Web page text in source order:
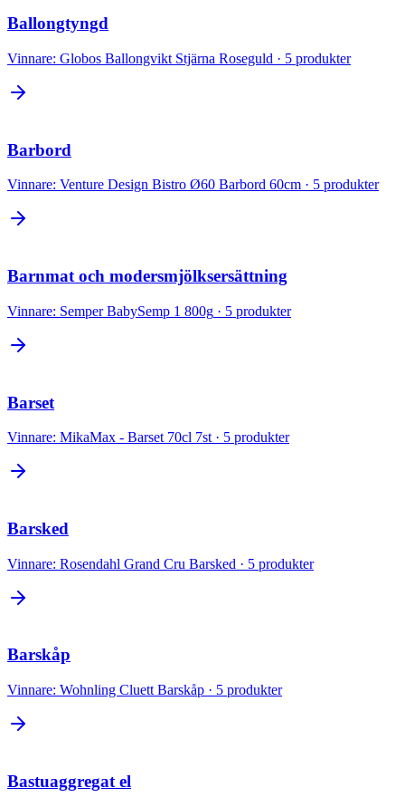
Ballongtyngd
Vinnare: Globos Ballongvikt Stjärna Roseguld · 5 produkter
Barbord
Vinnare: Venture Design Bistro Ø60 Barbord 60cm · 5 produkter
Barnmat och modersmjölksersättning
Vinnare: Semper BabySemp 1 800g · 5 produkter
Barset
Vinnare: MikaMax - Barset 70cl 7st · 5 produkter
Barsked
Vinnare: Rosendahl Grand Cru Barsked · 5 produkter
Barskåp
Vinnare: Wohnling Cluett Barskåp · 5 produkter
Bastuaggregat el